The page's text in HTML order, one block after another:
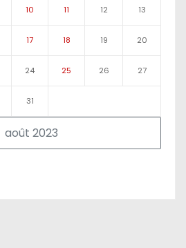
août 2023
10 11 12 13
17 18 19 20
24 25 26 27
31